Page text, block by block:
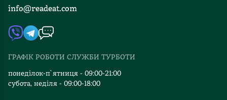
Контакти
Автори
Видавництва
Відгуки та оцінка RDT
info@readeat.com
ГРАФІК РОБОТИ СЛУЖБИ ТУРБОТИ
понеділок-п`ятниця - 09:00-21:00
субота, неділя - 09:00-18:00